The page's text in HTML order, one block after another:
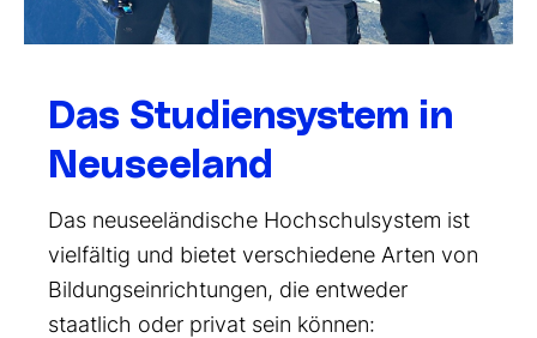
Das Studiensystem in
Neuseeland
Das neuseeländische Hochschulsystem ist
vielfältig und bietet verschiedene Arten von
Bildungseinrichtungen, die entweder
staatlich oder privat sein können: